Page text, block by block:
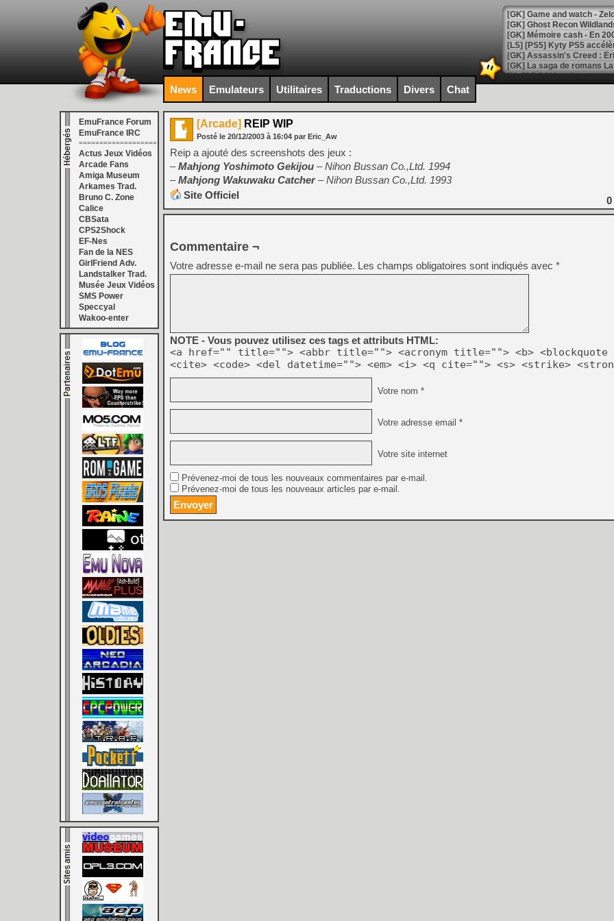
[Mo5] DOOM arrive en
[GK] Bethesda fête les 30
[GK] Roblox : l'action en
[GK] Agenda - GeForce
[LS] [PS5] ps5-y2jb-
[GK] Pourquoi Marvel
[GK] Test : Restory : Chill
[GK] GTA 6 : Rockstar
[GK] Hot Wheels Infinite
[GK] Mémoire cash -
[GK] Résultats Nintendo :
[GK] Déjà des
[Mo5] Brickboy cherche à
[GK] Minecraft et ses «
[GK] Beast of
[GK] Ubisoft : fin de partie
[GK] Mémoire cash -
[GK] Dan Houser (GTA)
[GK] Comment EA Sports
[GK] Crimson Moon : un
[GK] Isle of Reveries : le
[GK] Moonlighter 2 : The
[GK] Capcom relance
[Mo5] Deux inédits du
[GK] Le beat'em up The
[GK] Endless Legend 2 :
[LS] [PS5] Premiers
News Emulateurs Utilitaires Traductions Divers Chat
EmuFrance Forum
EmuFrance IRC
===================
Actus Jeux Vidéos
Arcade Fans
Amiga Museum
Arkames Trad.
Bruno C. Zone
Calice
CBSata
CPS2Shock
EF-Nes
Fan de la NES
GirlFriend Adv.
Landstalker Trad.
Musée Jeux Vidéos
SMS Power
Speccyal
Wakoo-enter
[Arcade] REIP WIP
Posté le 20/12/2003 à 16:04 par Eric_Aw
Reip a ajouté des screenshots des jeux :
–Mahjong Yoshimoto Gekijou – Nihon Bussan Co.,Ltd. 1994
–Mahjong Wakuwaku Catcher– Nihon Bussan Co.,Ltd. 1993
Site Officiel
0
Commentaire ¬
Votre adresse e-mail ne sera pas publiée. Les champs obligatoires sont indiqués avec *
NOTE - Vous pouvez utilisez ces tags et attributs HTML:
<a href="" title=""> <abbr title=""> <acronym title=""> <b> <blockquote
<cite> <code> <del datetime=""> <em> <i> <q cite=""> <s> <strike>
Votre nom *
Votre adresse email *
Votre site internet
Prévenez-moi de tous les nouveaux commentaires par e-mail.
Prévenez-moi de tous les nouveaux articles par e-mail.